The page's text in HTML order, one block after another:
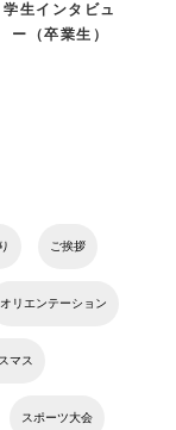
学生インタビュ
ー（卒業生）
ご挨拶
オリエンテーション
マス
スポーツ大会